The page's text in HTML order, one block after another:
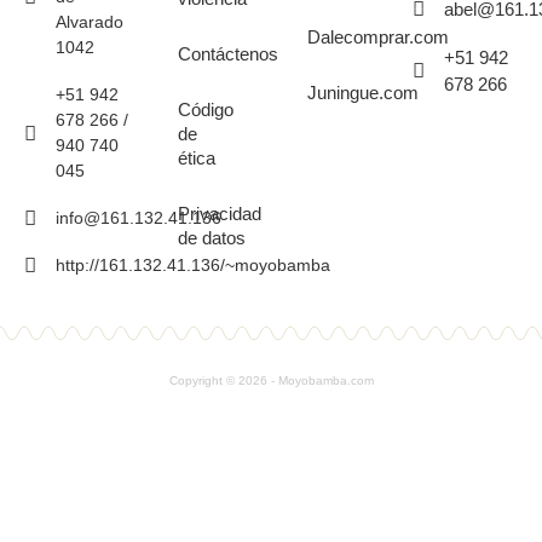
Alvarado
1042
+51 942
678 266 /
940 740
045
info@161.132.41.136
http://161.132.41.136/~moyobamba
Contáctenos
Código
de
ética
Privacidad
de datos
Dalecomprar.com
Juningue.com
+51 942
678 266
Copyright © 2026 - Moyobamba.com